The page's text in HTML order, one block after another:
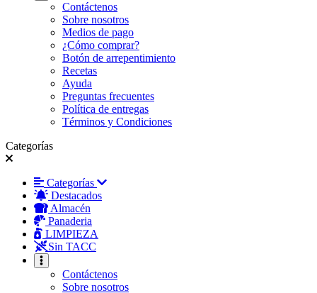
Contáctenos
Sobre nosotros
Medios de pago
¿Cómo comprar?
Botón de arrepentimiento
Recetas
Ayuda
Preguntas frecuentes
Política de entregas
Términos y Condiciones
Categorías
Categorías
Destacados
Almacén
Panaderia
LIMPIEZA
Sin TACC
Contáctenos
Sobre nosotros